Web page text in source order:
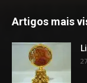
Artigos mais